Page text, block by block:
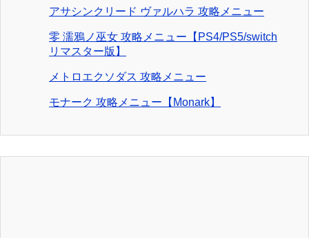
アサシンクリード ヴァルハラ 攻略メニュー
零 濡鴉ノ巫女 攻略メニュー【PS4/PS5/switch
リマスター版】
メトロエクソダス 攻略メニュー
モナーク 攻略メニュー【Monark】